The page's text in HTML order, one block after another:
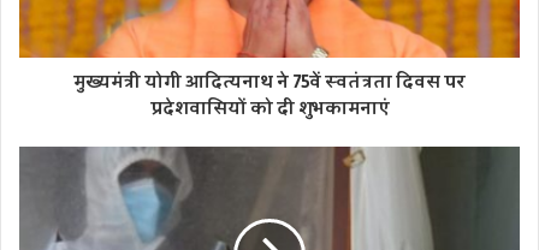
मुख्यमंत्री योगी आदित्यनाथ ने 75वें स्वतंत्रता दिवस पर
प्रदेशवासियों को दी शुभकामनाएं